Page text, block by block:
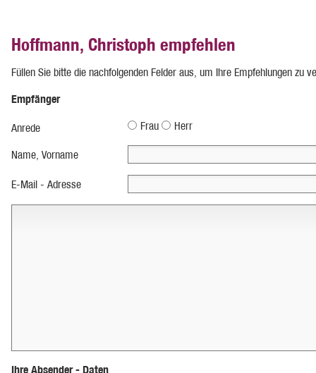
Hoffmann, Christoph empfehlen
Füllen Sie bitte die nachfolgenden Felder aus, um Ihre Empfehlungen zu
Empfänger
Anrede Frau Herr
Name, Vorname
E-Mail - Adresse
Ihre Absender - Daten